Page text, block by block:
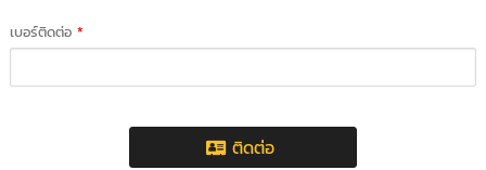
เบอร์ติดต่อ*
ติดต่อ